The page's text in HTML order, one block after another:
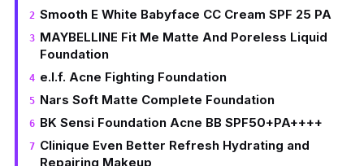
Smooth E White Babyface CC Cream SPF 25 PA
MAYBELLINE Fit Me Matte And Poreless Liquid
Foundation
e.l.f. Acne Fighting Foundation
Nars Soft Matte Complete Foundation
BK Sensi Foundation Acne BB SPF50+PA++++
Clinique Even Better Refresh Hydrating and
Repairing Makeup